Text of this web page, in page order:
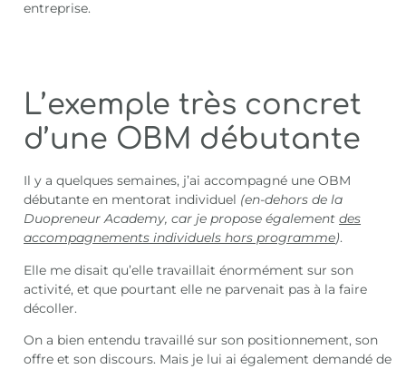
entreprise.
L’exemple très concret
d’une OBM débutante
Il y a quelques semaines, j’ai accompagné une OBM
débutante en mentorat individuel (en-dehors de la
Duopreneur Academy, car je propose égalementdes
accompagnements individuels hors programme).
Elle me disait qu’elle travaillait énormément sur son
activité, et que pourtant elle ne parvenait pas à la faire
décoller.
On a bien entendu travaillé sur son positionnement, son
offre et son discours. Mais je lui ai également demandé de